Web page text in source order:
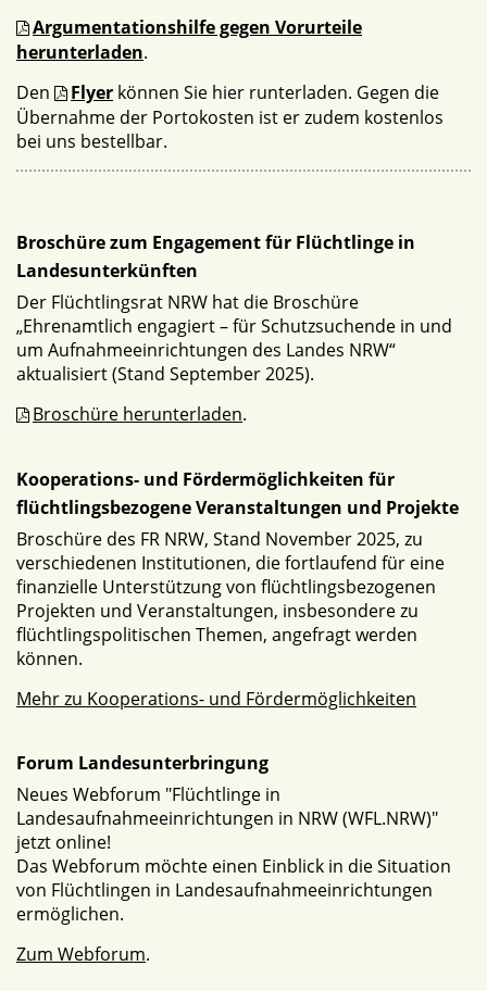
Argumentationshilfe gegen Vorurteile
herunterladen.
Den
Flyer können Sie hier runterladen. Gegen die
Übernahme der Portokosten ist er zudem kostenlos
bei uns bestellbar.
Broschüre zum Engagement für Flüchtlinge in
Landesunterkünften
Der Flüchtlingsrat NRW hat die Broschüre
„Ehrenamtlich engagiert – für Schutzsuchende in und
um Aufnahmeeinrichtungen des Landes NRW“
aktualisiert (Stand September 2025).
Broschüre herunterladen.
Kooperations- und Fördermöglichkeiten für
flüchtlingsbezogene Veranstaltungen und Projekte
Broschüre des FR NRW, Stand November 2025, zu
verschiedenen Institutionen, die fortlaufend für eine
finanzielle Unterstützung von flüchtlingsbezogenen
Projekten und Veranstaltungen, insbesondere zu
flüchtlingspolitischen Themen, angefragt werden
können.
Mehr zu Kooperations- und Fördermöglichkeiten
Forum Landesunterbringung
Neues Webforum "Flüchtlinge in
Landesaufnahmeeinrichtungen in NRW (WFL.NRW)"
jetzt online!
Das Webforum möchte einen Einblick in die Situation
von Flüchtlingen in Landesaufnahmeeinrichtungen
ermöglichen.
Zum Webforum.